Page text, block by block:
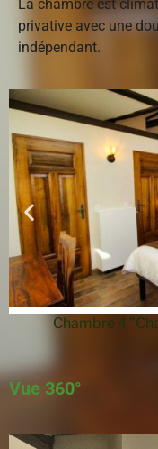
La chambre est
privative avec une
indépendant.
Chambre 4
Vue 360°